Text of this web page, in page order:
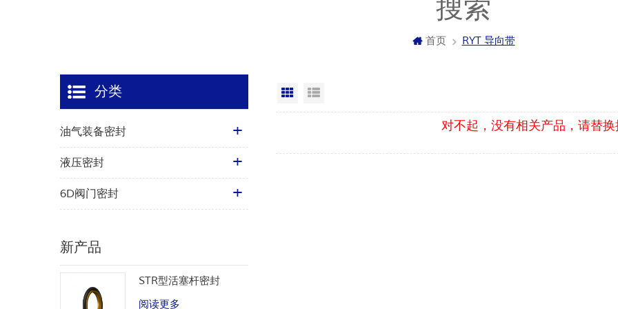
搜索
首页 RYT 导向带
网格视图
对不起，没有相关产品，请替换
分类
油气装备密封
液压密封
6D阀门密封
新产品
STR型活塞杆密封
阅读更多